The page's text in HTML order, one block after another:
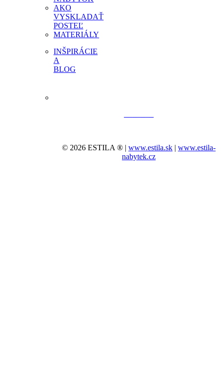
AKO
VYSKLADAŤ
POSTEĽ
MATERIÁLY
INŠPIRÁCIE
A
BLOG
© 2026 ESTILA ® |www.estila.sk |www.estila-
nabytek.cz